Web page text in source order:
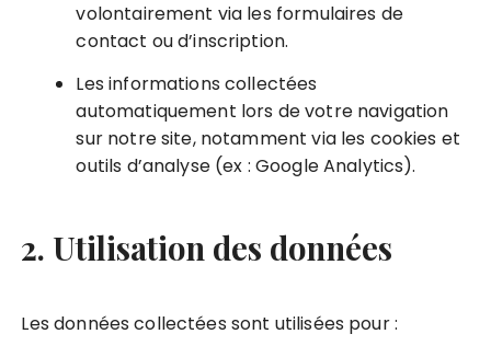
volontairement via les formulaires de
contact ou d’inscription.
Les informations collectées
automatiquement lors de votre navigation
sur notre site, notamment via les cookies et
outils d’analyse (ex : Google Analytics).
2. Utilisation des données
Les données collectées sont utilisées pour :